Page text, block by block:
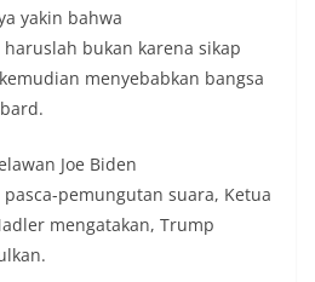
yakin bahwa
bukan karena sikap
menyebabkan bangsa
Joe Biden
pemungutan suara, Ketua
mengatakan, Trump